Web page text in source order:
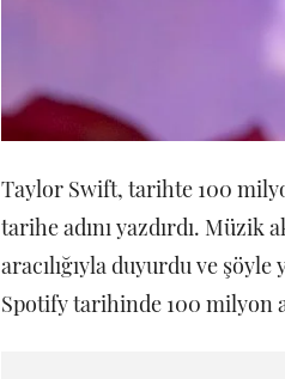
Taylor Swift, tarihte 100
tarihe adını yazdırdı. Müzik
aracılığıyla duyurdu ve
Spotify tarihinde 100 milyon